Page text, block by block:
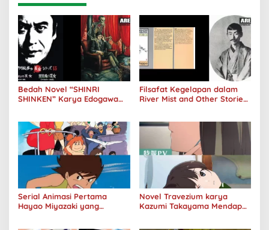
Bedah Novel “SHINRI
SHINKEN” Karya Edogawa
Filsafat Kegelapan dalam
River Mist and Other Stories
Serial Animasi Pertama
Hayao Miyazaki yang
Novel Travezium karya
Kazumi Takayama Mendapat